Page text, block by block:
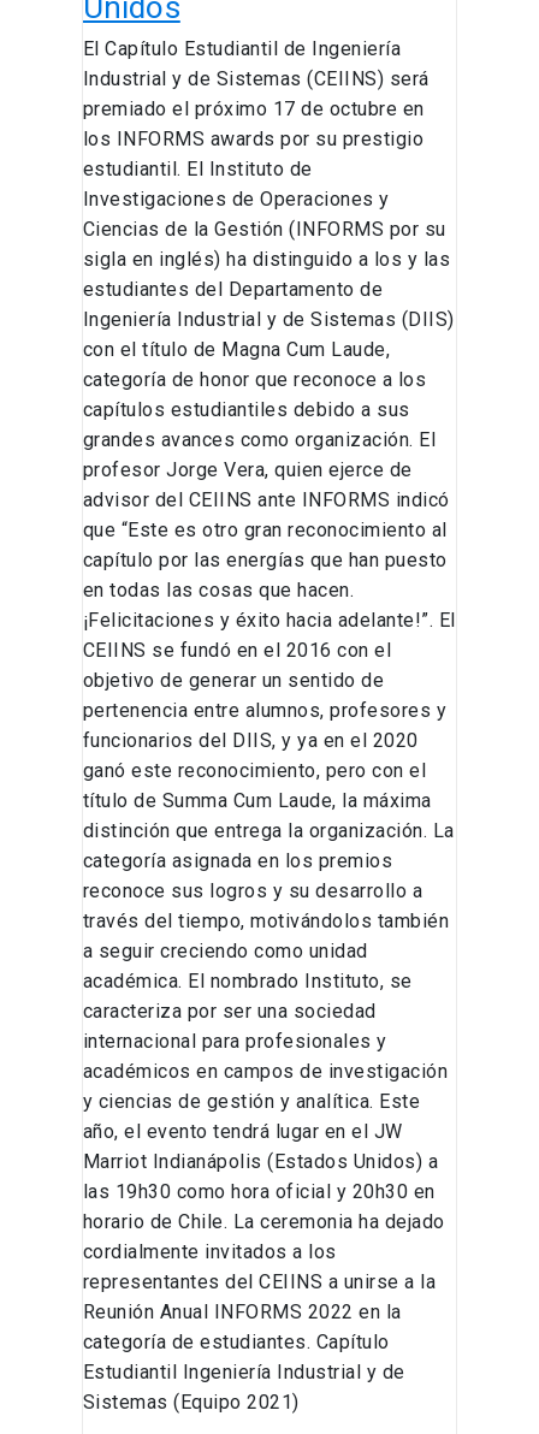
Unidos
El Capítulo Estudiantil de Ingeniería
Industrial y de Sistemas (CEIINS) será
premiado el próximo 17 de octubre en
los INFORMS awards por su prestigio
estudiantil. El Instituto de
Investigaciones de Operaciones y
Ciencias de la Gestión (INFORMS por su
sigla en inglés) ha distinguido a los y las
estudiantes del Departamento de
Ingeniería Industrial y de Sistemas (DIIS)
con el título de Magna Cum Laude,
categoría de honor que reconoce a los
capítulos estudiantiles debido a sus
grandes avances como organización. El
profesor Jorge Vera, quien ejerce de
advisor del CEIINS ante INFORMS indicó
que “Este es otro gran reconocimiento al
capítulo por las energías que han puesto
en todas las cosas que hacen.
¡Felicitaciones y éxito hacia adelante!”. El
CEIINS se fundó en el 2016 con el
objetivo de generar un sentido de
pertenencia entre alumnos, profesores y
funcionarios del DIIS, y ya en el 2020
ganó este reconocimiento, pero con el
título de Summa Cum Laude, la máxima
distinción que entrega la organización. La
categoría asignada en los premios
reconoce sus logros y su desarrollo a
través del tiempo, motivándolos también
a seguir creciendo como unidad
académica. El nombrado Instituto, se
caracteriza por ser una sociedad
internacional para profesionales y
académicos en campos de investigación
y ciencias de gestión y analítica. Este
año, el evento tendrá lugar en el JW
Marriot Indianápolis (Estados Unidos) a
las 19h30 como hora oficial y 20h30 en
horario de Chile. La ceremonia ha dejado
cordialmente invitados a los
representantes del CEIINS a unirse a la
Reunión Anual INFORMS 2022 en la
categoría de estudiantes. Capítulo
Estudiantil Ingeniería Industrial y de
Sistemas (Equipo 2021)
en
Estados
Unidos